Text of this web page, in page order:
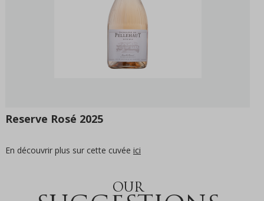
Reserve Rosé 2025
En découvrir plus sur cette cuvée ici
OUR